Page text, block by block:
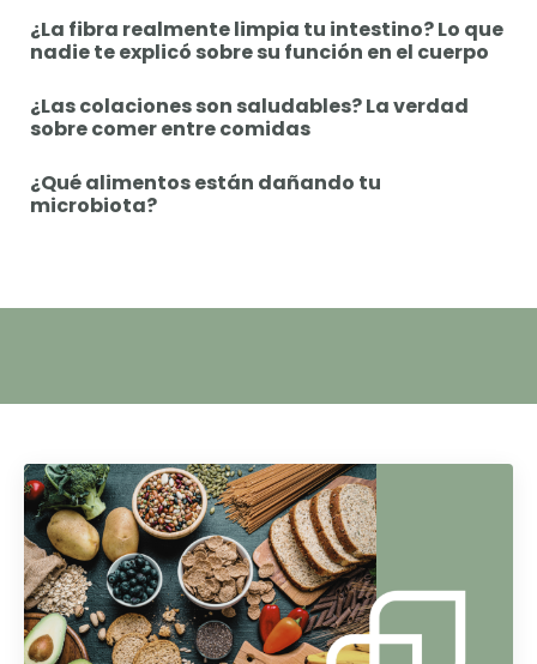
¿La fibra realmente limpia tu intestino? Lo que
nadie te explicó sobre su función en el cuerpo
¿Las colaciones son saludables? La verdad
sobre comer entre comidas
¿Qué alimentos están dañando tu
microbiota?